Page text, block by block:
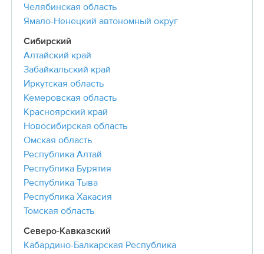
Челябинская область
Ямало-Ненецкий автономный округ
Сибирский
Алтайский край
Забайкальский край
Иркутская область
Кемеровская область
Красноярский край
Новосибирская область
Омская область
Республика Алтай
Республика Бурятия
Республика Тыва
Республика Хакасия
Томская область
Северо-Кавказский
Кабардино-Балкарская Республика